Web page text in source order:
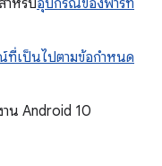
ำหรับอุปกรณ์ของพาร์ท
ที่เป็นไปตามข้อกำหนด
าน Android 10